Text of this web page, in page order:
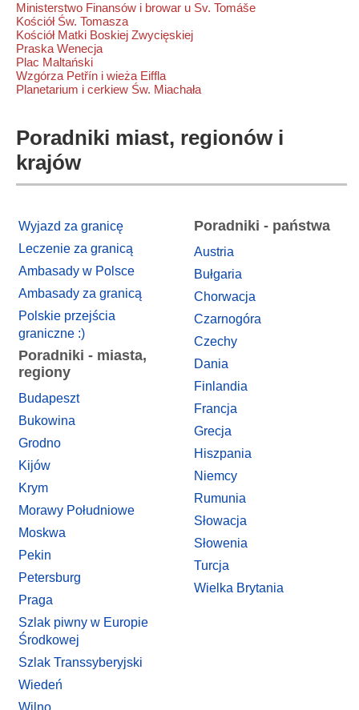
Ministerstwo Finansów i browar u Sv. Tomáše
Kościół Św. Tomasza
Kościół Matki Boskiej Zwycięskiej
Praska Wenecja
Plac Maltański
Wzgórza Petřín i wieża Eiffla
Planetarium i cerkiew Św. Miachała
Poradniki miast, regionów i
krajów
Wyjazd za granicę
Leczenie za granicą
Ambasady w Polsce
Ambasady za granicą
Polskie przejścia
graniczne :)
Poradniki - miasta,
regiony
Budapeszt
Bukowina
Grodno
Kijów
Krym
Morawy Południowe
Moskwa
Pekin
Petersburg
Praga
Szlak piwny w Europie
Środkowej
Szlak Transsyberyjski
Wiedeń
Wilno
Poradniki - państwa
Austria
Bułgaria
Chorwacja
Czarnogóra
Czechy
Dania
Finlandia
Francja
Grecja
Hiszpania
Niemcy
Rumunia
Słowacja
Słowenia
Turcja
Wielka Brytania